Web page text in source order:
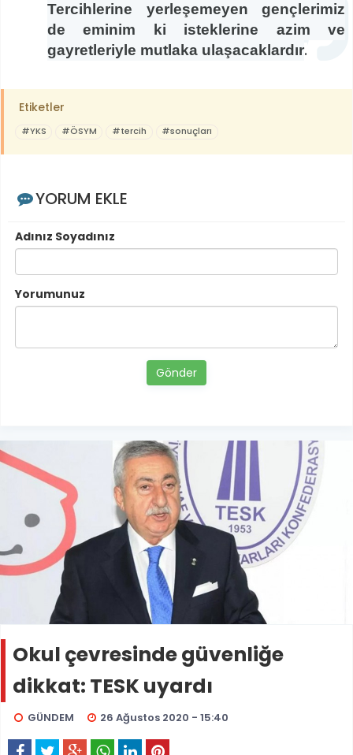
Tercihlerine yerleşemeyen gençlerimiz
de eminim ki isteklerine azim ve
gayretleriyle mutlaka ulaşacaklardır.
Etiketler
#YKS #ÖSYM #tercih #sonuçları
YORUM EKLE
Adınız Soyadınız
Yorumunuz
Gönder
Okul çevresinde güvenliğe
dikkat: TESK uyardı
GÜNDEM 26 Ağustos 2020 - 15:40